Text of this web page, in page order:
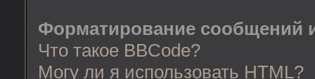
Форматирование сообщений
Что такое BBCode?
Могу ли я использовать HTML?